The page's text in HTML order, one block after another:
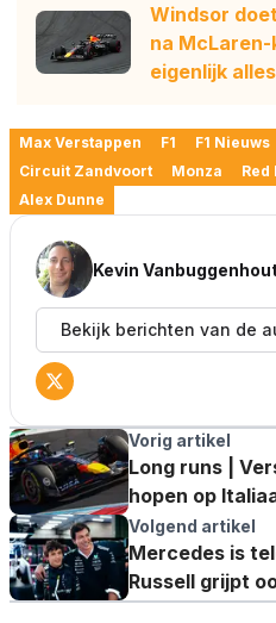
Windsor
na
eigenlijk
Max Verstappen F1 F1 Nieuws
Circuit Zandvoort
Monza Red
Alex Dunne
Kevin
Bekijk berichten van de
Vorig artikel
Long runs |
hopen op
enorme
Volgend artikel
Mercedes is
Russell grijpt
contract